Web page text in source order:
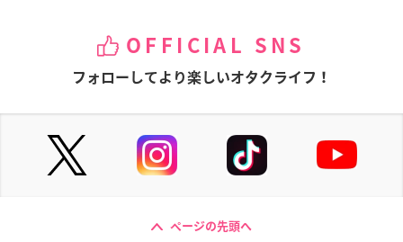
OFFICIAL SNS
フォローしてより楽しいオタクライフ！
ページの先頭へ